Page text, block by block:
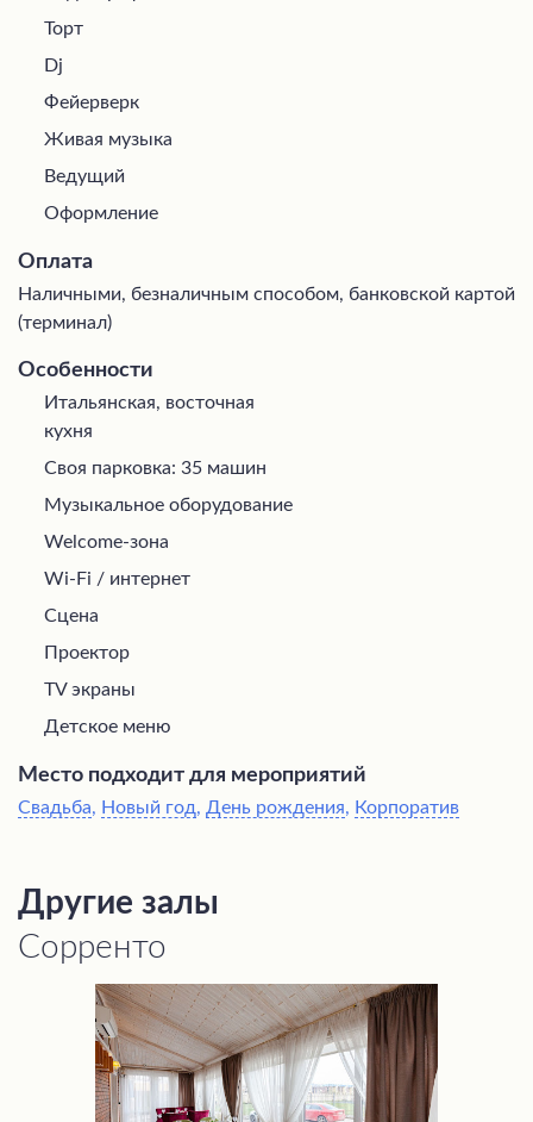
Торт
Dj
Фейерверк
Живая музыка
Ведущий
Оформление
Оплата
Наличными, безналичным способом, банковской картой
(терминал)
Особенности
Итальянская, восточная
кухня
Своя парковка: 35 машин
Музыкальное оборудование
Welcome-зона
Wi-Fi / интернет
Сцена
Проектор
TV экраны
Детское меню
Место подходит для мероприятий
Свадьба, Новый год, День рождения, Корпоратив
Другие залы
Сорренто